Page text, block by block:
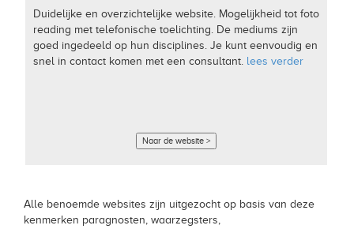
Duidelijke en overzichtelijke website. Mogelijkheid tot foto
reading met telefonische toelichting. De mediums zijn
goed ingedeeld op hun disciplines. Je kunt eenvoudig en
snel in contact komen met een consultant. lees verder
Naar de website >
Alle benoemde websites zijn uitgezocht op basis van deze
kenmerken paragnosten, waarzegsters,